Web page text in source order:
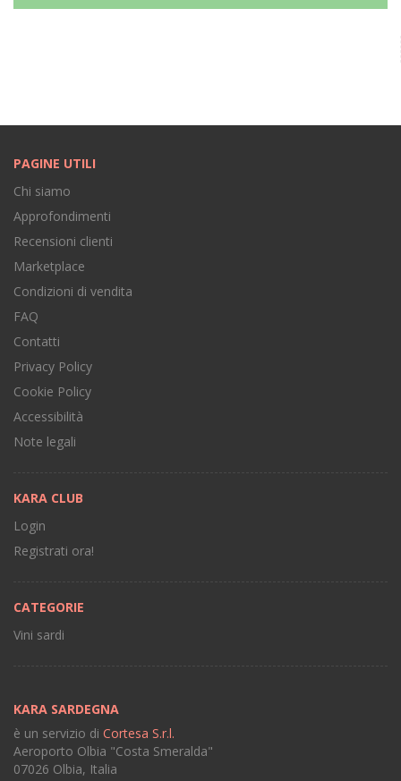
PAGINE UTILI
Chi siamo
Approfondimenti
Recensioni clienti
Marketplace
Condizioni di vendita
FAQ
Contatti
Privacy Policy
Cookie Policy
Accessibilità
Note legali
KARA CLUB
Login
Registrati ora!
CATEGORIE
Vini sardi
KARA SARDEGNA
è un servizio di Cortesa S.r.l.
Aeroporto Olbia "Costa Smeralda"
07026 Olbia, Italia